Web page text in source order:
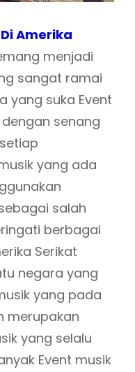
Amerika
menjadi
sangat ramai
yang suka Event
senang
yang ada
salah
berbagai
Serikat
negara yang
yang pada
merupakan
yang selalu
Event musik